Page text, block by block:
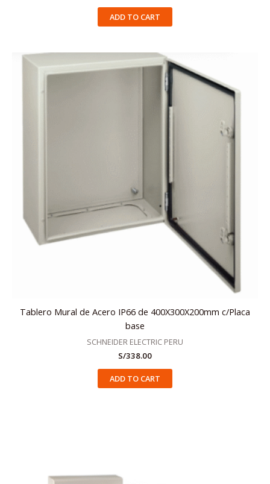
ADD TO CART
Tablero Mural de Acero IP66 de 400X300X200mm c/Placa
base
SCHNEIDER ELECTRIC PERU
S/338.00
ADD TO CART